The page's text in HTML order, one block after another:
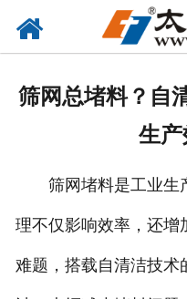
筛网总堵料？自
生
筛网堵料是工业生
理不仅影响效率，还增
难题，搭载自清洁技术